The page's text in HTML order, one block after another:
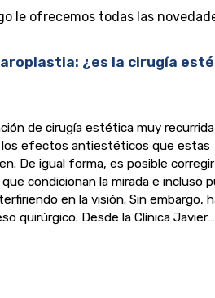
le ofrecemos todas las
¿es la cirugía
de cirugía estética muy
los efectos antiestéticos que estas
De igual forma, es posible
condicionan la mirada e incluso
en la visión. Sin embargo,
quirúrgico. Desde la Clínica Javier